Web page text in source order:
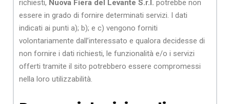
richiesti, Nuova Fiera del Levante S.r.l. potrebbe non
essere in grado di fornire determinati servizi. I dati
indicati ai punti a); b); e c) vengono forniti
volontariamente dall’interessato e qualora decidesse di
non fornire i dati richiesti, le funzionalità e/o i servizi
offerti tramite il sito potrebbero essere compromessi
nella loro utilizzabilità.